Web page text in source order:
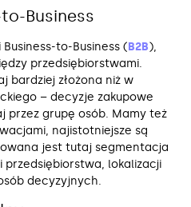
Business
to-Business (B2B),
przedsiębiorstwami.
bardziej złożona niż w
– decyzje zakupowe
przez grupę osób. Mamy też
najistotniejsze są
jest tutaj segmentacja
lokalizacji
decyzyjnych.